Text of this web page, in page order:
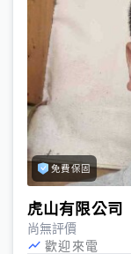
免費保固
虎山有限公司
尚無評價
歡迎來電